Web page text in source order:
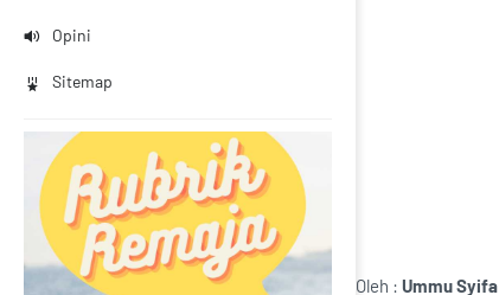
Opini
Sitemap
Oleh : Ummu Syifa